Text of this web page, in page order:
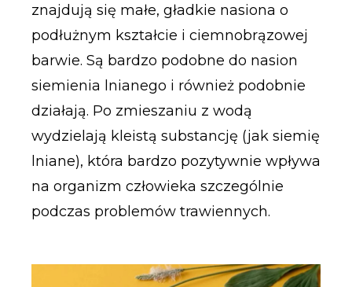
znajdują się małe, gładkie nasiona o
podłużnym kształcie i ciemnobrązowej
barwie. Są bardzo podobne do nasion
siemienia lnianego i również podobnie
działają. Po zmieszaniu z wodą
wydzielają kleistą substancję (jak siemię
lniane), która bardzo pozytywnie wpływa
na organizm człowieka szczególnie
podczas problemów trawiennych.